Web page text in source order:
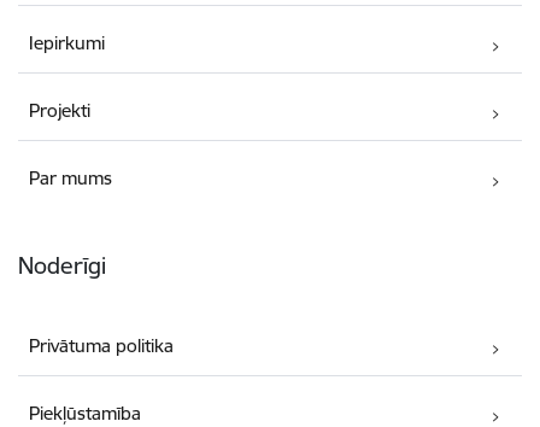
Iepirkumi
Projekti
Par mums
Noderīgi
Privātuma politika
Piekļūstamība